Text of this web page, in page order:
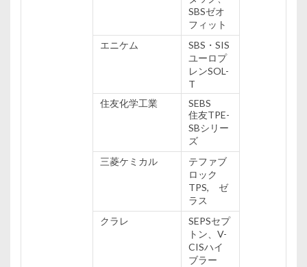
SBSゼオ
フィット
エニケム
SBS・SIS
ユーロプ
レンSOL-
T
住友化学工業
SEBS
住友TPE-
SBシリー
ズ
三菱ケミカル
テファブ
ロック
TPS, ゼ
ラス
クラレ
SEPSセプ
トン、V-
CISハイ
ブラー